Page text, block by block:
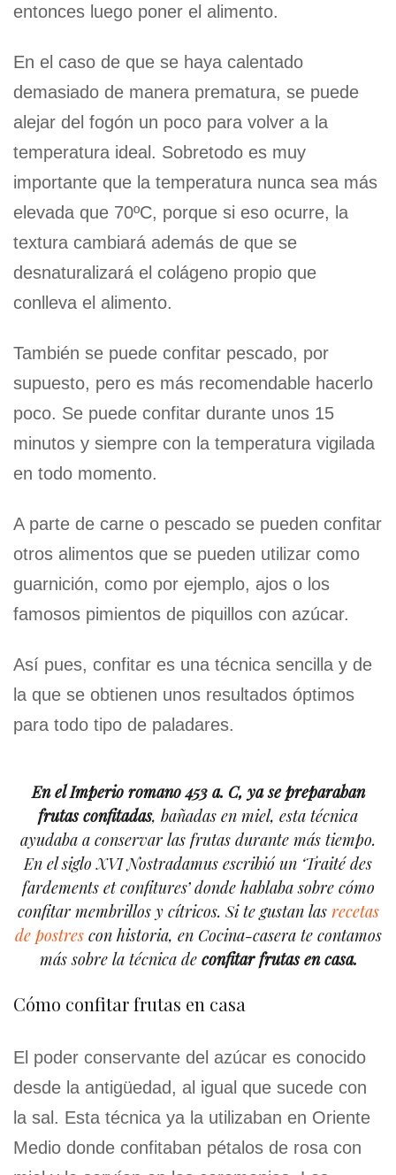
entonces luego poner el alimento.
En el caso de que se haya calentado
demasiado de manera prematura, se puede
alejar del fogón un poco para volver a la
temperatura ideal. Sobretodo es muy
importante que la temperatura nunca sea más
elevada que 70ºC, porque si eso ocurre, la
textura cambiará además de que se
desnaturalizará el colágeno propio que
conlleva el alimento.
También se puede confitar pescado, por
supuesto, pero es más recomendable hacerlo
poco. Se puede confitar durante unos 15
minutos y siempre con la temperatura vigilada
en todo momento.
A parte de carne o pescado se pueden confitar
otros alimentos que se pueden utilizar como
guarnición, como por ejemplo, ajos o los
famosos pimientos de piquillos con azúcar.
Así pues, confitar es una técnica sencilla y de
la que se obtienen unos resultados óptimos
para todo tipo de paladares.
En el Imperio romano 453 a. C, ya se preparaban
frutas confitadas, bañadas en miel, esta técnica
ayudaba a conservar las frutas durante más tiempo.
En el siglo XVI Nostradamus escribió un ‘Traité des
fardements et confitures’ donde hablaba sobre cómo
confitar membrillos y cítricos. Si te gustan las recetas
de postrescon historia, en Cocina-casera te contamos
más sobre la técnica de confitar frutas en casa.
Cómo confitar frutas en casa
El poder conservante del azúcar es conocido
desde la antigüedad, al igual que sucede con
la sal. Esta técnica ya la utilizaban en Oriente
Medio donde confitaban pétalos de rosa con